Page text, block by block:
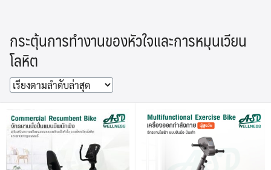
content
กระตุ้นการทำงานของหัวใจและการหมุนเวียน
โลหิต